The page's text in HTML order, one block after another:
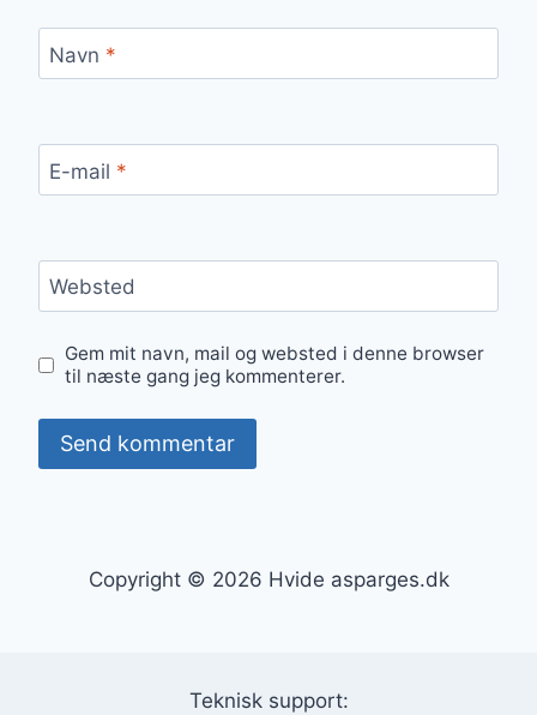
Navn *
E-mail *
Websted
Gem mit navn, mail og websted i denne browser
til næste gang jeg kommenterer.
Copyright © 2026 Hvide asparges.dk
Teknisk support: